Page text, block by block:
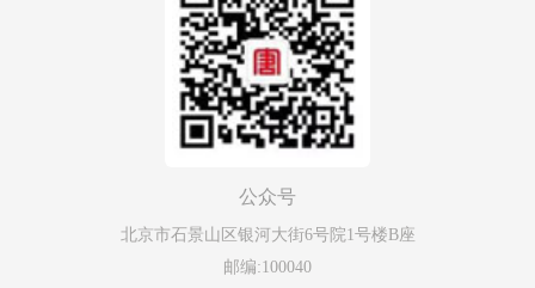
公众号
北京市石景山区银河大街6号院1号楼B座
邮编:100040